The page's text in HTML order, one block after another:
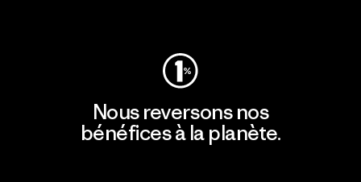
Nous reversons nos
bénéfices à la planète.